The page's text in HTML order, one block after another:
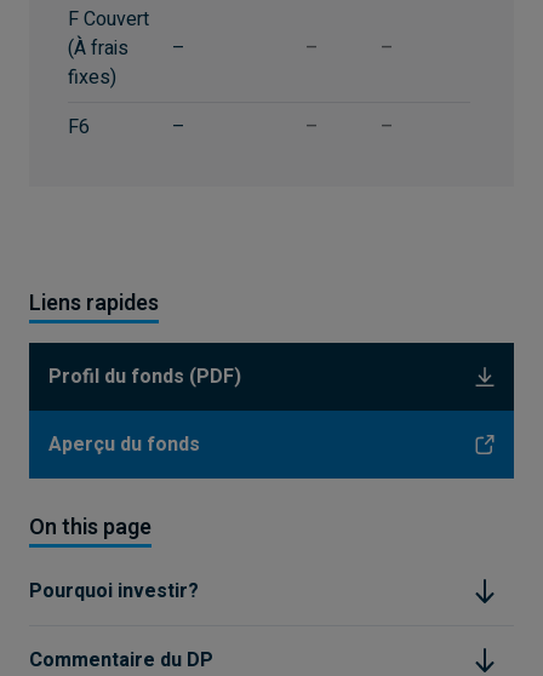
Liens rapides
Profil du fonds (PDF)
Aperçu du fonds
On this page
Pourquoi investir?
Commentaire du DP
F Couvert
(À frais
fixes)
– – –
F6 – – –